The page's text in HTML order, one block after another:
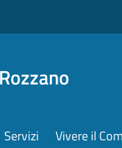
Servizi Vivere il